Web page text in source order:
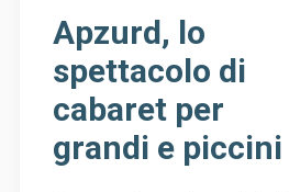
Apzurd, lo
spettacolo di
cabaret per
grandi e piccini